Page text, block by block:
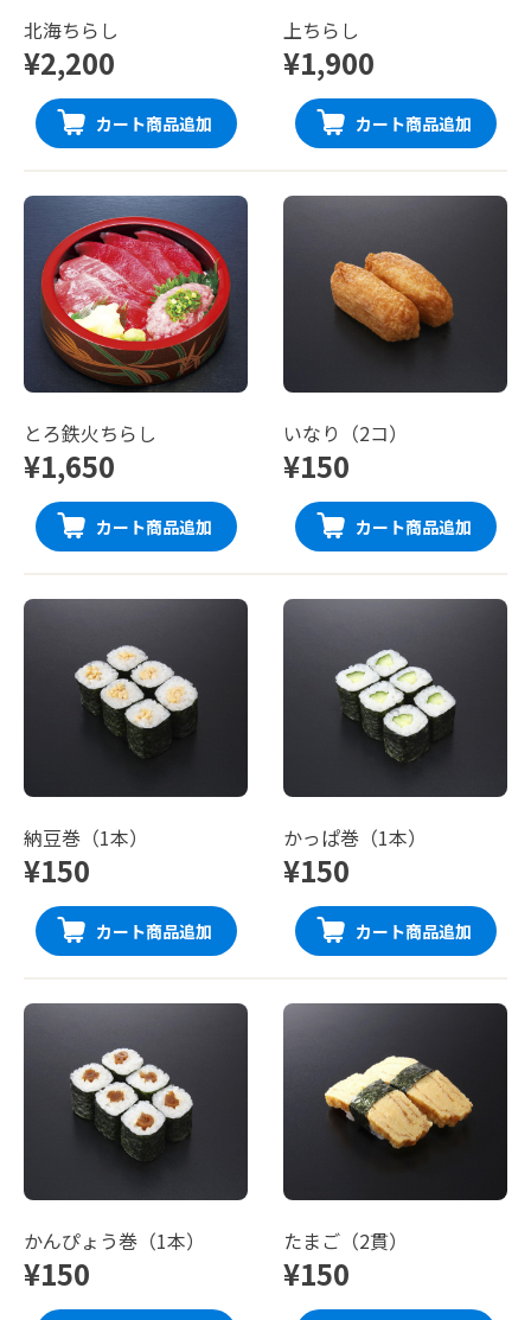
北海ちらし
¥2,200
カート商品追加
上ちらし
¥1,900
カート商品追加
とろ鉄火ちらし
¥1,650
カート商品追加
いなり（2コ）
¥150
カート商品追加
納豆巻（1本）
¥150
カート商品追加
かっぱ巻（1本）
¥150
カート商品追加
かんぴょう巻（1本）
¥150
たまご（2貫）
¥150